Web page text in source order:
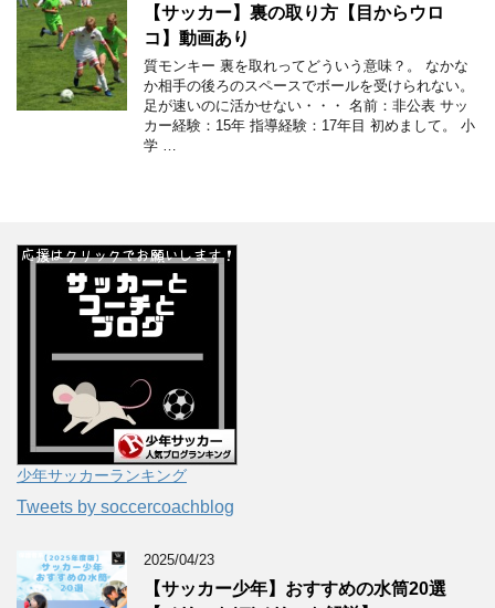
【サッカー】裏の取り方【目からウロ
コ】動画あり
質モンキー 裏を取れってどういう意味？。 なかな
か相手の後ろのスペースでボールを受けられない。
足が速いのに活かせない・・・ 名前：非公表 サッ
カー経験：15年 指導経験：17年目 初めまして。 小
学 …
少年サッカーランキング
Tweets by soccercoachblog
2025/04/23
【サッカー少年】おすすめの水筒20選